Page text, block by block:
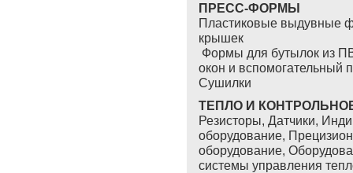
ПРЕСС-ФОРМЫ
Пластиковые выдувные
крышек
Формы для бутылок из
окон и
Сушилки
ТЕПЛО И
Резисторы, Датчики,
оборудование,
оборудование,
системы управления